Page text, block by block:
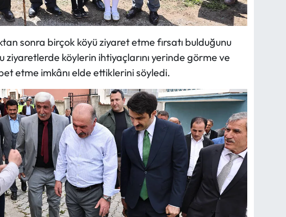
sonra birçok köyü ziyaret etme fırsatı bulduğunu
ziyaretlerde köylerin ihtiyaçlarını yerinde görme ve
etme imkânı elde ettiklerini söyledi.